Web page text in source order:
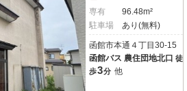
専有
96.48m²
駐車場
あり(無料)
函館市本通４丁目30-15
函館バス 農住団地北口 徒
歩3分 他